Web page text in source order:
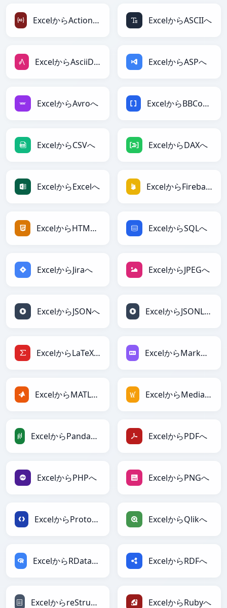
ExcelからActionScriptへ ExcelからASCIIへ
ExcelからAsciiDocへ ExcelからASPへ
ExcelからAvroへ ExcelからBBCodeへ
ExcelからCSVへ ExcelからDAXへ
ExcelからExcelへ ExcelからFirebaseへ
ExcelからHTMLへ ExcelからSQLへ
ExcelからJiraへ ExcelからJPEGへ
ExcelからJSONへ ExcelからJSONLinesへ
ExcelからLaTeXへ ExcelからMarkdownへ
ExcelからMATLABへ ExcelからMediaWikiへ
ExcelからPandasDataFrameへ ExcelからPDFへ
ExcelからPHPへ ExcelからPNGへ
ExcelからProtobufへ ExcelからQlikへ
ExcelからRDataFrameへ ExcelからRDFへ
ExcelからreStructuredTextへ ExcelからRubyへ